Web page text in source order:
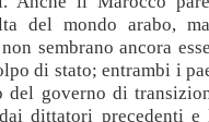
del mondo arabo,
sembrano ancora
di stato; entrambi i
del governo di
dittatori precedenti e